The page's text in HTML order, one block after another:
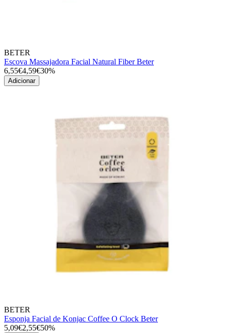
BETER
Escova Massajadora Facial Natural Fiber Beter
6,55€4,59€30%
Adicionar
BETER
Esponja Facial de Konjac Coffee O Clock Beter
5,09€2,55€50%